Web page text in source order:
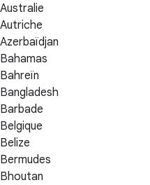
Australie
Autriche
Azerbaïdjan
Bahamas
Bahreïn
Bangladesh
Barbade
Belgique
Belize
Bermudes
Bhoutan